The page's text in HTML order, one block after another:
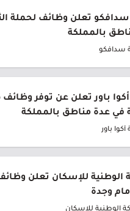
تعلن وظائف لحملة
بالمملكة
سدافكو
باور تعلن عن توفر
في عدة مناطق بالمملكة
باور
الوطنية للإسكان تعلن
وجدة